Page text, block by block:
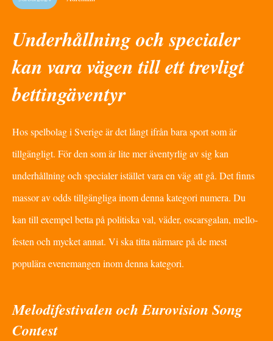
Underhållning och specialer
kan vara vägen till ett trevligt
bettingäventyr
Hos spelbolag i Sverige är det långt ifrån bara sport som är
tillgängligt. För den som är lite mer äventyrlig av sig kan
underhållning och specialer istället vara en väg att gå. Det finns
massor av odds tillgängliga inom denna kategori numera. Du
kan till exempel betta på politiska val, väder, oscarsgalan, mello-
festen och mycket annat. Vi ska titta närmare på de mest
populära evenemangen inom denna kategori.
Melodifestivalen och Eurovision Song
Contest